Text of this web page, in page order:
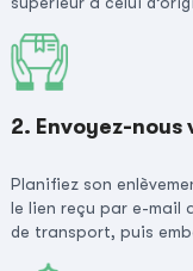
2. Envoyez-
Planifiez son
le lien reçu par e-mail
de transport, puis